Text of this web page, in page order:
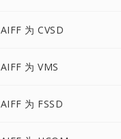
AIFF 为 CVSD
AIFF 为 VMS
AIFF 为 FSSD